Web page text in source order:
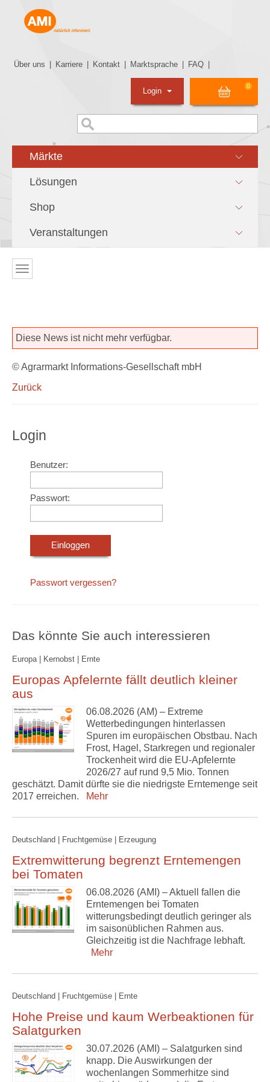
Über uns Karriere Kontakt Marktsprache FAQ
0
Login
Märkte
Lösungen
Shop
Veranstaltungen
Diese News ist nicht mehr verfügbar.
© Agrarmarkt Informations-Gesellschaft mbH
Zurück
Login
Benutzer:
Passwort:
Passwort vergessen?
Das könnte Sie auch interessieren
Europa | Kernobst | Ernte
Europas Apfelernte fällt deutlich kleiner
aus
06.08.2026 (AM) – Extreme
Wetterbedingungen hinterlassen
Spuren im europäischen Obstbau. Nach
Frost, Hagel, Starkregen und regionaler
Trockenheit wird die EU-Apfelernte
2026/27 auf rund 9,5 Mio. Tonnen
geschätzt. Damit dürfte sie die niedrigste Erntemenge seit
2017 erreichen.
Mehr
Deutschland | Fruchtgemüse | Erzeugung
Extremwitterung begrenzt Erntemengen
bei Tomaten
06.08.2026 (AMI) – Aktuell fallen die
Erntemengen bei Tomaten
witterungsbedingt deutlich geringer als
im saisonüblichen Rahmen aus.
Gleichzeitig ist die Nachfrage lebhaft.
Mehr
Deutschland | Fruchtgemüse | Ernte
Hohe Preise und kaum Werbeaktionen für
Salatgurken
30.07.2026 (AMI) – Salatgurken sind
knapp. Die Auswirkungen der
wochenlangen Sommerhitze sind